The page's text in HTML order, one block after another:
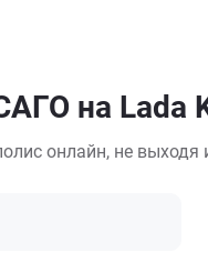
на Lada
онлайн, не выходя